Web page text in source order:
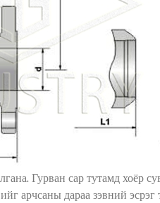
Гурван сар тутамд хоёр
арчсаны дараа зэвний эсрэг